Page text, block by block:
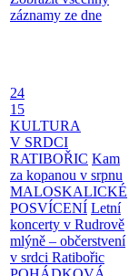
záznamy ze dne
24
15
KULTURA
V SRDCI
RATIBOŘIC Kam
za kopanou v srpnu
MALOSKALICKÉ
POSVÍCENÍ Letní
koncerty v Rudrově
mlýně – občerstvení
v srdci Ratibořic